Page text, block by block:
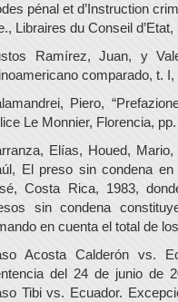
pénal et d’Instruction
Libraires du Conseil
Ramírez, Juan, y
comparado, t.
Piero,
Le Monnier, Florencia,
Elías, Houed,
El preso sin condena
Costa Rica, 1983,
sin condena
en cuenta el total de
Acosta Calderón vs.
del 24 de junio de
Tibi vs. Ecuador.